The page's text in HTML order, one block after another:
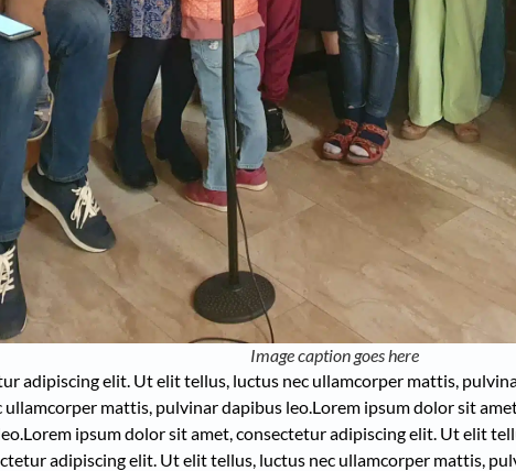
Image caption goes here
adipiscing elit. Ut elit tellus, luctus nec ullamcorper mattis,
mattis, pulvinar dapibus leo. Lorem ipsum dolor sit
Lorem ipsum dolor sit amet, consectetur adipiscing elit. Ut elit
adipiscing elit. Ut elit tellus, luctus nec ullamcorper mattis,